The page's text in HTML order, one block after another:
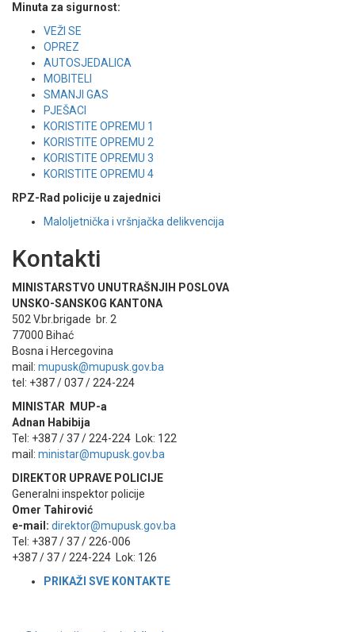
Minuta za sigurnost:
VEŽI SE
OPREZ
AUTOSJEDALICA
MOBITELI
SMANJI GAS
PJEŠACI
KORISTITE OPREMU 1
KORISTITE OPREMU 2
KORISTITE OPREMU 3
KORISTITE OPREMU 4
RPZ-Rad policije u zajednici
Maloljetnička i vršnjačka delikvencija
Kontakti
MINISTARSTVO UNUTRAŠNJIH POSLOVA
UNSKO-SANSKOG KANTONA
502 V.br.brigade br. 2
77000 Bihać
Bosna i Hercegovina
mail: mupusk@mupusk.gov.ba
tel: +387 / 037 / 224-224
MINISTAR MUP-a
Adnan Habibija
Tel: +387 / 37 / 224-224 Lok: 122
mail: ministar@mupusk.gov.ba
DIREKTOR UPRAVE POLICIJE
Generalni inspektor policije
Omer Tahirović
e-mail: direktor@mupusk.gov.ba
Tel: +387 / 37 / 226-006
+387 / 37 / 224-224 Lok: 126
PRIKAŽI SVE KONTAKTE